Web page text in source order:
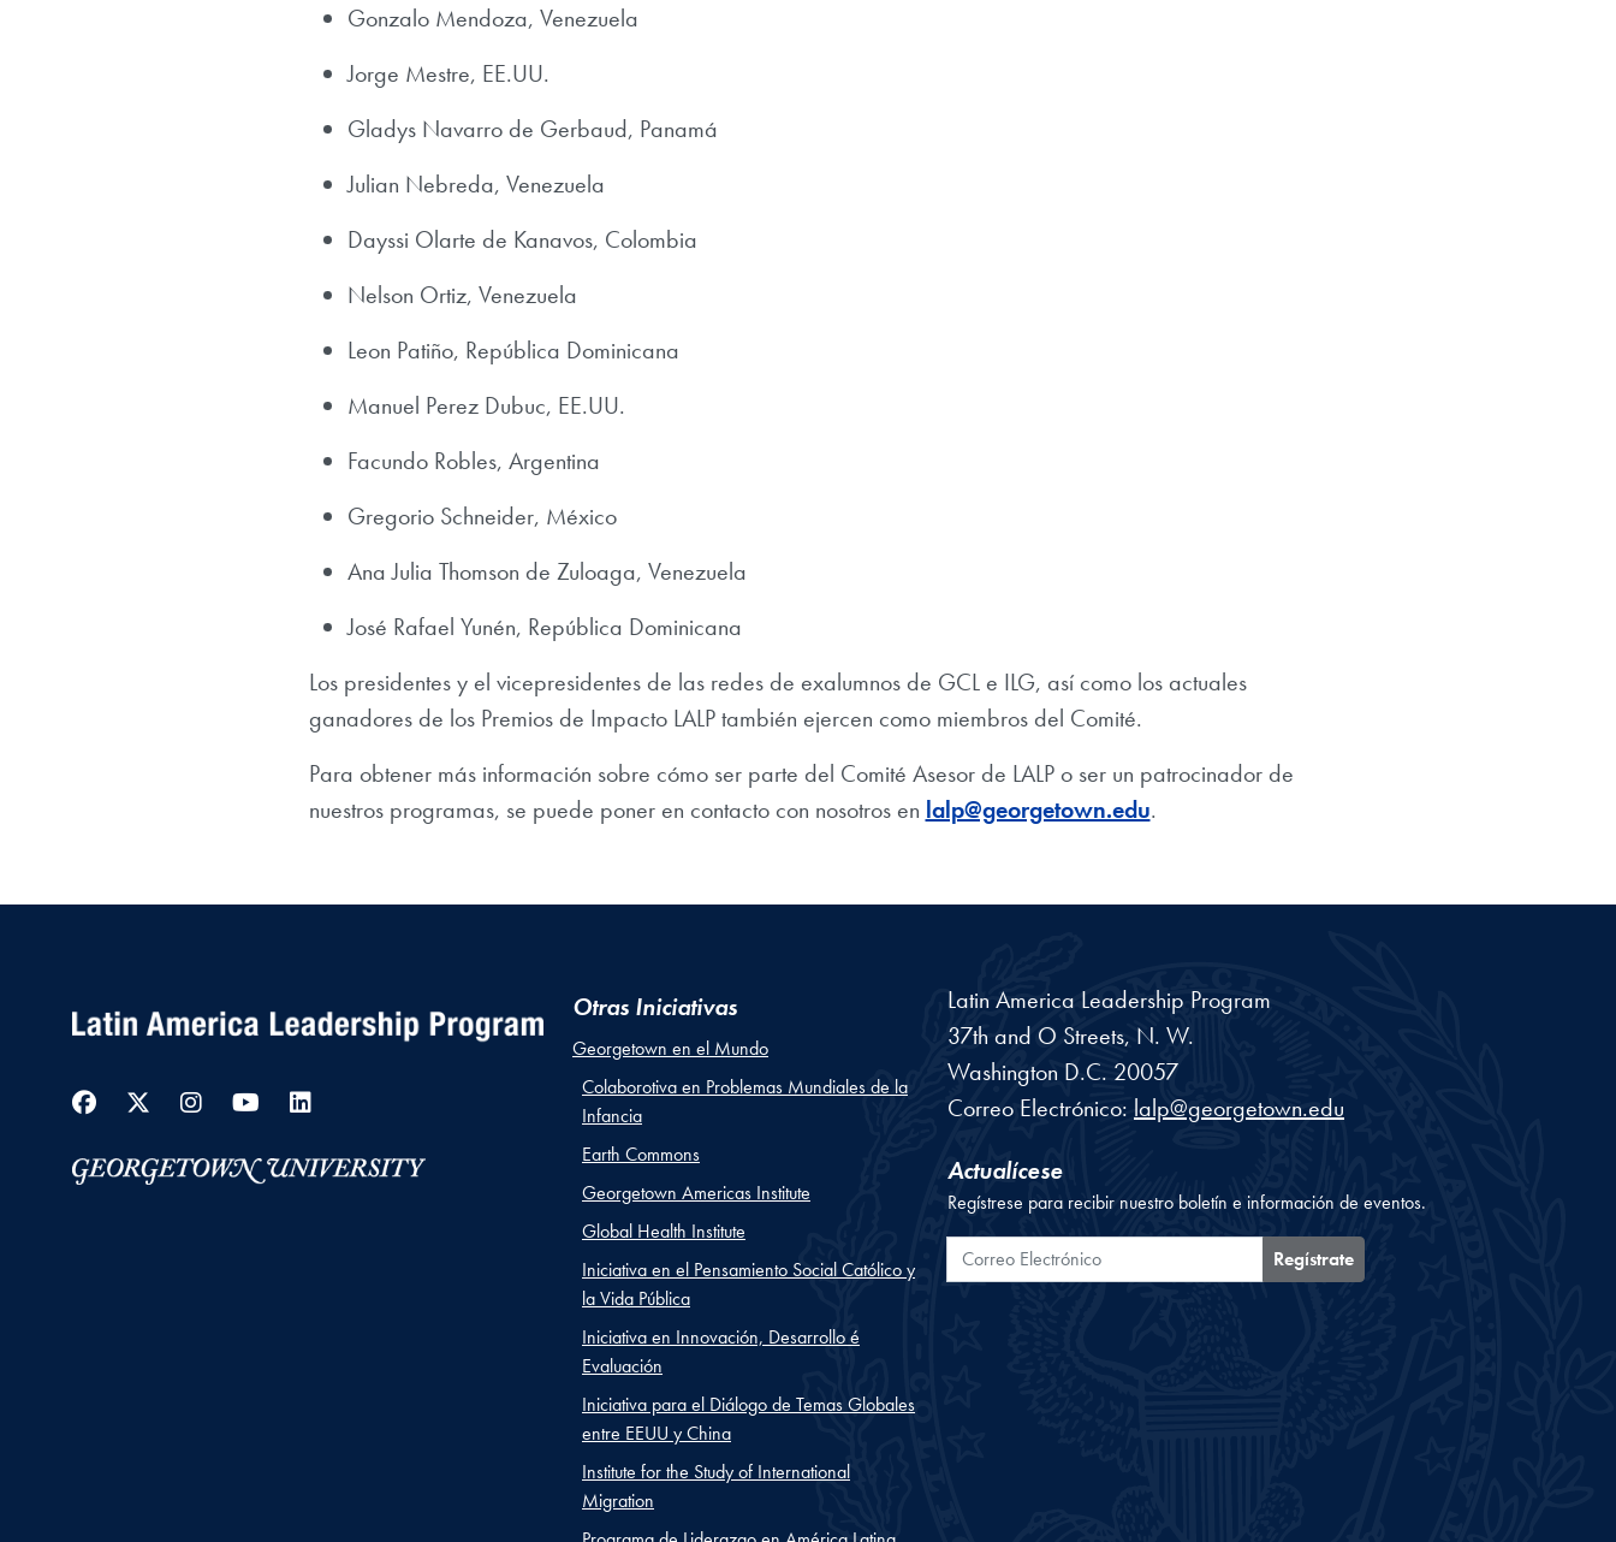
Gonzalo Mendoza, Venezuela
Jorge Mestre, EE.UU.
Gladys Navarro de Gerbaud, Panamá
Julian Nebreda, Venezuela
Dayssi Olarte de Kanavos, Colombia
Nelson Ortiz, Venezuela
Leon Patiño, República Dominicana
Manuel Perez Dubuc, EE.UU.
Facundo Robles, Argentina
Gregorio Schneider, México
Ana Julia Thomson de Zuloaga, Venezuela
José Rafael Yunén, República Dominicana
Los presidentes y el vicepresidentes de las redes de exalumnos de GCL e ILG, así como los actuales
ganadores de los Premios de Impacto LALP también ejercen como miembros del Comité.
Para obtener más información sobre cómo ser parte del Comité Asesor de LALP o ser un patrocinador de
nuestros programas, se puede poner en contacto con nosotros en lalp@georgetown.edu.
Facebook
Twitter
Instagram
YouTube
LinkedIn
Otras Iniciativas
Georgetown en el Mundo
Colaborotiva en Problemas Mundiales de la
Infancia
Earth Commons
Georgetown Americas Institute
Global Health Institute
Iniciativa en el Pensamiento Social Católico y
la Vida Pública
Iniciativa en Innovación, Desarrollo é
Evaluación
Iniciativa para el Diálogo de Temas Globales
entre EEUU y China
Institute for the Study of International
Migration
Latin America Leadership Program
37th and O Streets, N. W.
Washington D.C. 20057
Correo Electrónico: lalp@georgetown.edu
Actualícese
Regístrese para recibir nuestro boletín e información de eventos.
Correo Electrónico Regístrate